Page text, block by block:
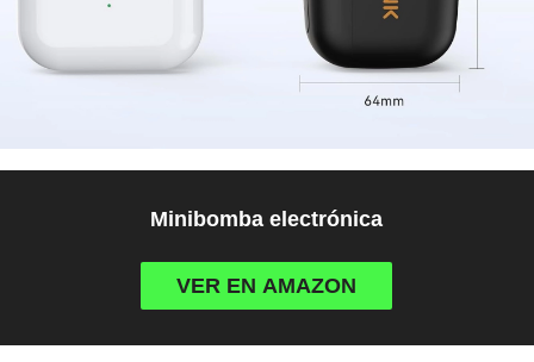
Minibomba electrónica
VER EN AMAZON